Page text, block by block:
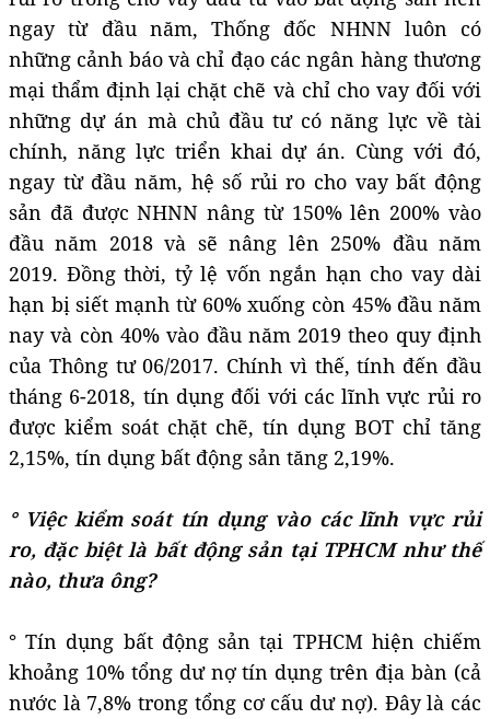
ngay từ đầu năm, Thống đốc NHNN luôn có
những cảnh báo và chỉ đạo các ngân hàng thương
mại thẩm định lại chặt chẽ và chỉ cho vay đối với
những dự án mà chủ đầu tư có năng lực về tài
chính, năng lực triển khai dự án. Cùng với đó,
ngay từ đầu năm, hệ số rủi ro cho vay bất động
sản đã được NHNN nâng từ 150% lên 200% vào
đầu năm 2018 và sẽ nâng lên 250% đầu năm
2019. Đồng thời, tỷ lệ vốn ngắn hạn cho vay dài
hạn bị siết mạnh từ 60% xuống còn 45% đầu năm
nay và còn 40% vào đầu năm 2019 theo quy định
của Thông tư 06/2017. Chính vì thế, tính đến đầu
tháng 6-2018, tín dụng đối với các lĩnh vực rủi ro
được kiểm soát chặt chẽ, tín dụng BOT chỉ tăng
2,15%, tín dụng bất động sản tăng 2,19%.
° Việc kiểm soát tín dụng vào các lĩnh vực rủi
ro, đặc biệt là bất động sản tại TPHCM như thế
nào, thưa ông?
° Tín dụng bất động sản tại TPHCM hiện chiếm
khoảng 10% tổng dư nợ tín dụng trên địa bàn (cả
nước là 7,8% trong tổng cơ cấu dư nợ). Đây là các